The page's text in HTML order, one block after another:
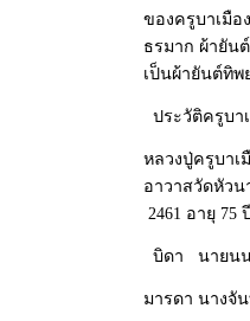
ของครูบาเมือ
ธรมาก ผ้ายัน
เป็นผ้ายันต์ทิพ
ประวัติครูบา
หลวงปู่ครูบา
อาวาสวัดหัว
2461 อายุ 75
บิดา นายน
มารดา นางจั